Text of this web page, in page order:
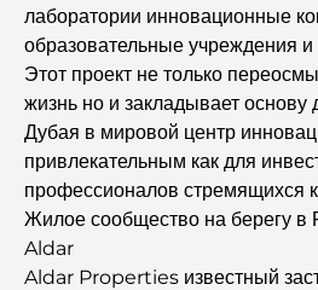
Кафе на Палм-Джумейра:
кофейням и образу жизни на
Как получить ипотеку в
Лучшие завтраки в Дубае:
на 2026 год.
Генеральный план Тилал Аль
лаборатории инновационные
образовательные учреждения
Этот проект не только
жизнь но и закладывает
Дубая в мировой центр
привлекательным как для
профессионалов стремящихся
Жилое сообщество на берегу в
Aldar
Aldar Properties известный